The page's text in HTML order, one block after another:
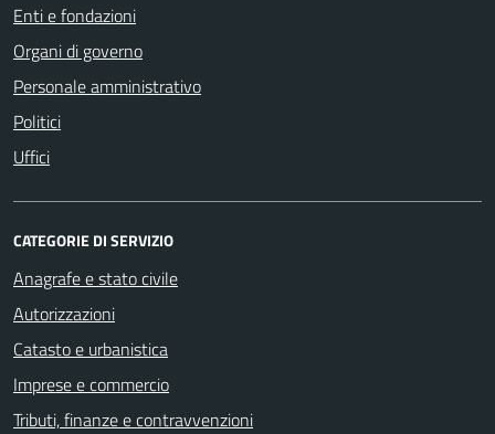
Enti e fondazioni
Organi di governo
Personale amministrativo
Politici
Uffici
CATEGORIE DI SERVIZIO
Anagrafe e stato civile
Autorizzazioni
Catasto e urbanistica
Imprese e commercio
Tributi, finanze e contravvenzioni